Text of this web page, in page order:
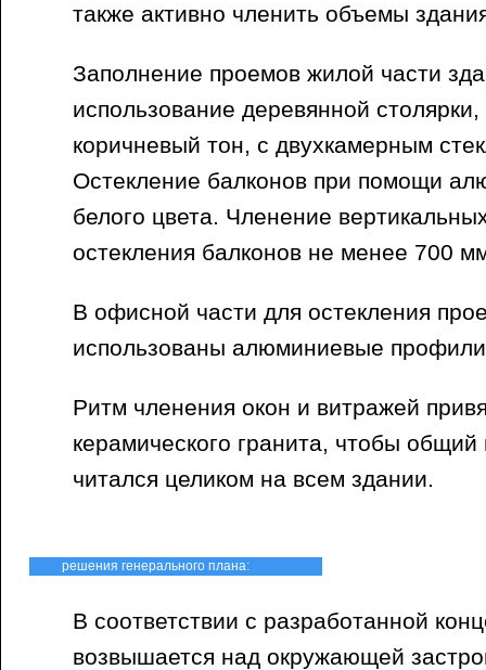
также активно членить объемы
Заполнение проемов жилой части
использование деревянной
коричневый тон, с двухкамерным
Остекление балконов при помощи
белого цвета. Членение
остекления балконов не менее 700
В офисной части для остекления
использованы алюминиевые
Ритм членения окон и витражей
керамического гранита, чтобы общий
читался целиком на всем здании.
решения генерального плана:
В соответствии с разработанной
возвышается над окружающей